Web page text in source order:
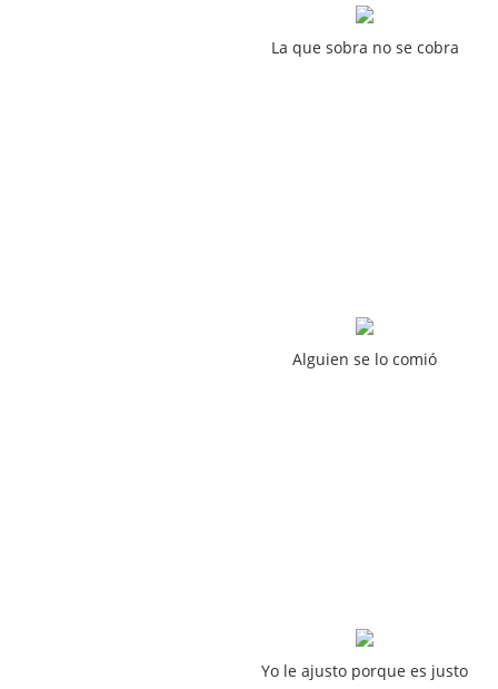
La que sobra no se cobra
Alguien se lo comió
Yo le ajusto porque es justo